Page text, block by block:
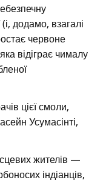
додамо, взагалі
червоне
відіграє чималу
цієї смоли,
Усумасінті,
жителів —
індіанців,